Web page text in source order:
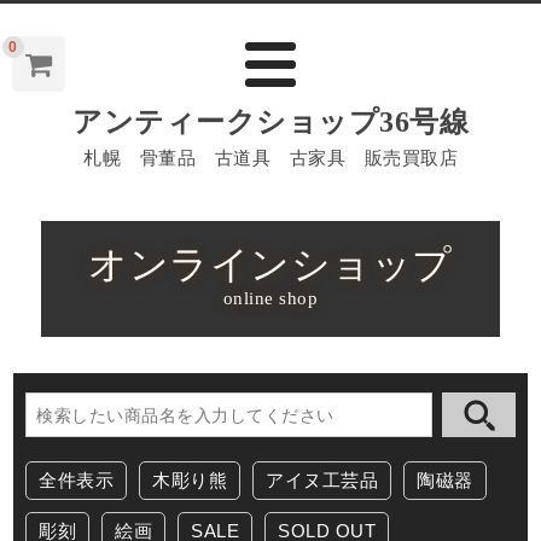
アンティークショップ36号線
札幌 骨董品 古道具 古家具 販売買取店
0
オンラインショップ
online shop
全件表示 木彫り熊 アイヌ工芸品 陶磁器
彫刻 絵画 SALE SOLD OUT